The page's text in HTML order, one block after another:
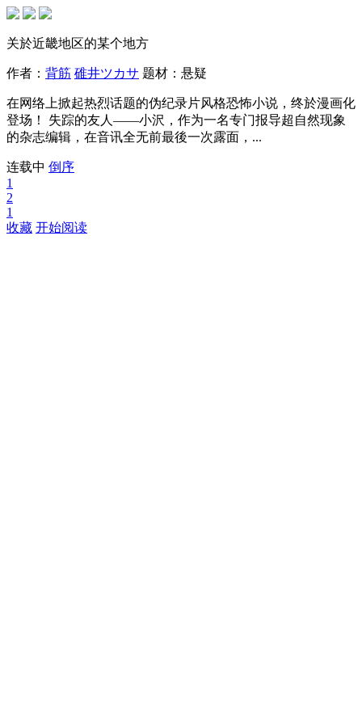
关於近畿地区的某个地方
作者： 背筋 碓井ツカサ 题材： 悬疑
在网络上掀起热烈话题的伪纪录片风格恐怖小说，终於漫画化
登场！ 失踪的友人——小沢，作为一名专门报导超自然现象
的杂志编辑，在音讯全无前最後一次露面，...
连载中 倒序
1
2
1
收藏 开始阅读